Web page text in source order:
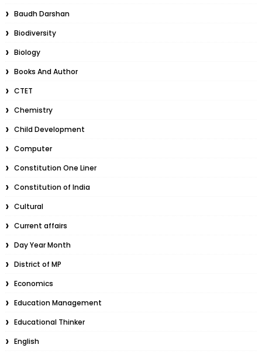
Baudh Darshan
Biodiversity
Biology
Books And Author
CTET
Chemistry
Child Development
Computer
Constitution One Liner
Constitution of India
Cultural
Current affairs
Day Year Month
District of MP
Economics
Education Management
Educational Thinker
English